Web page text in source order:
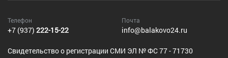
Телефон
+7 (937) 222-15-22
Почта
info@balakovo24.ru
Cвидетельство о регистрации СМИ ЭЛ № ФС 77 - 71730